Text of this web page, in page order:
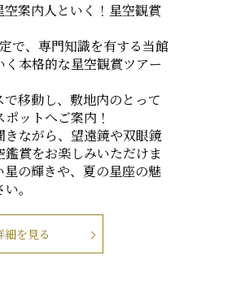
空案内人といく！星空観賞
で、専門知識を有する当館
く本格的な星空観賞ツアー
移動し、敷地内のとって
ットへご案内！
ながら、望遠鏡や双眼鏡
賞をお楽しみいただけま
の輝きや、夏の星座の魅
。
細を見る